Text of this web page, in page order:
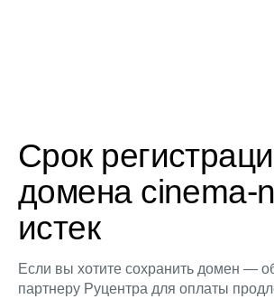
Срок
домена cinema-
истек
Если вы хотите сохранить домен —
партнеру Руцентра для оплаты